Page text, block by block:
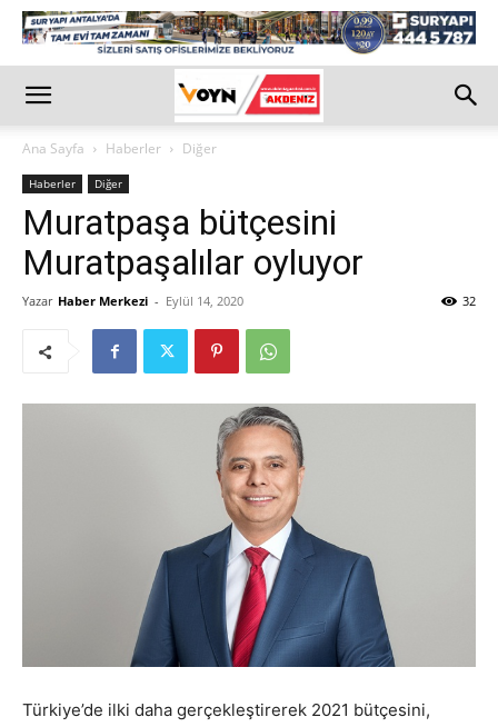
Ana Sayfa Haberler Diğer
Haberler Diğer
Muratpaşa bütçesini
Muratpaşalılar oyluyor
Yazar Haber Merkezi - Eylül 14, 2020 32
Türkiye’de ilki daha gerçekleştirerek 2021 bütçesini,